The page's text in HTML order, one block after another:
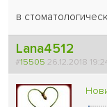
в
Lana4512
#15505 26.12.2018